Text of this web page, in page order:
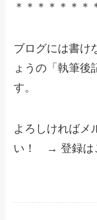
＊＊＊＊＊＊＊
ブログには書け
ょうの「執筆後
す。
よろしければメ
い！ → 登録は